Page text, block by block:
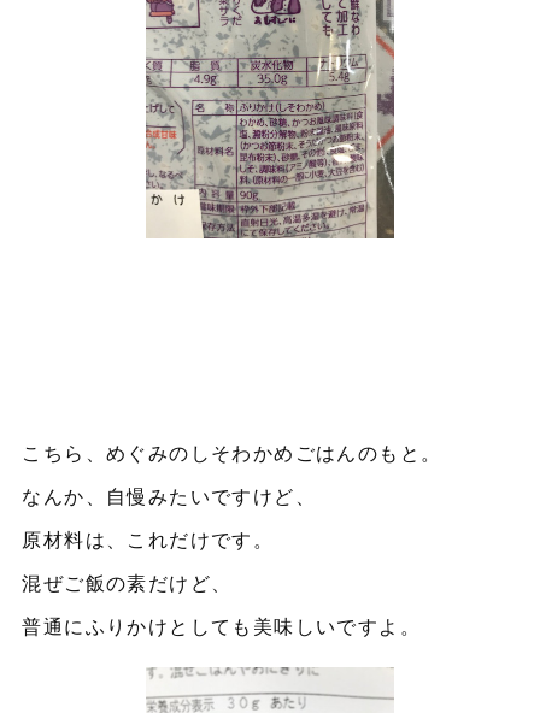
こちら、めぐみのしそわかめごはんのもと。
なんか、自慢みたいですけど、
原材料は、これだけです。
混ぜご飯の素だけど、
普通にふりかけとしても美味しいですよ。